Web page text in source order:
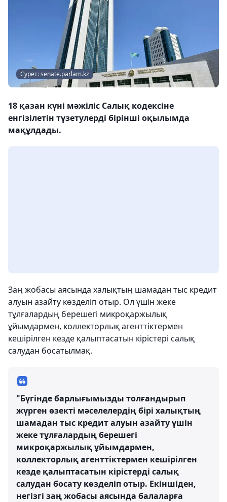
Сурет: senate.parlam.kz
18 қазан күні мәжіліс Салық кодексіне
енгізілетін түзетулерді бірінші оқылымда
мақұлдады.
Заң жобасы аясында халықтың шамадан тыс кредит
алуын азайту көзделіп отыр. Ол үшін жеке
тұлғалардың берешегі микроқаржылық
ұйымдармен, коллекторлық агенттіктермен
кешірілген кезде қалыптасатын кірістері салық
салудан босатылмақ.
"Бүгінде барлығымызды толғандырып
жүрген өзекті мәселелердің бірі халықтың
шамадан тыс кредит алуын азайту үшін
жеке тұлғалардың берешегі
микроқаржылық ұйымдармен,
коллекторлық агенттіктермен кешірілген
кезде қалыптасатын кірістерді салық
салудан босату көзделіп отыр. Екіншіден,
негізгі заң жобасы аясында балаларға